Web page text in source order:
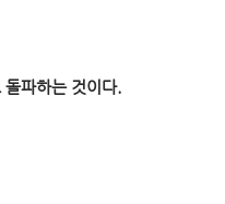
파하는 것이다.